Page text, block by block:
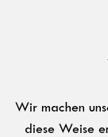
Wir machen
diese Weise